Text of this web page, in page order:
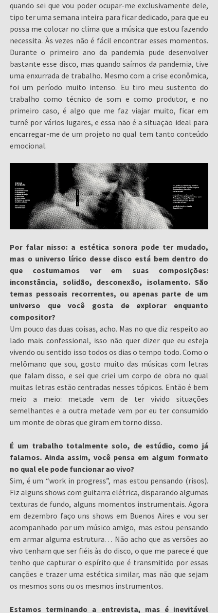
quando sei que vou poder ocupar-me exclusivamente dele,
tipo ter uma semana inteira para ficar dedicado, para que eu
possa me colocar no clima que a música que estou fazendo
necessita. Às vezes não é fácil encontrar esses momentos.
Durante o primeiro ano da pandemia pude desenvolver
bastante esse disco, mas quando saímos da pandemia, tive
uma enxurrada de trabalho. Mesmo com a crise econômica,
foi um período muito intenso. Eu tiro meu sustento do
trabalho como técnico de som e como produtor, e no
primeiro caso, é algo que me faz viajar muito, ficar em
turnê por vários lugares, e essa não é a situação ideal para
encarregar-me de um projeto no qual tem tanto conteúdo
emocional.
Por falar nisso: a estética sonora pode ter mudado,
mas o universo lírico desse disco está bem dentro do
que costumamos ver em suas composições:
inconstância, solidão, desconexão, isolamento. São
temas pessoais recorrentes, ou apenas parte de um
universo que você gosta de explorar enquanto
compositor?
Um pouco das duas coisas, acho. Mas no que diz respeito ao
lado mais confessional, isso não quer dizer que eu esteja
vivendo ou sentido isso todos os dias o tempo todo. Como o
melômano que sou, gosto muito das músicas com letras
que falam disso, e sei que criei um corpo de obra no qual
muitas letras estão centradas nesses tópicos. Então é bem
meio a meio: metade vem de ter vivido situações
semelhantes e a outra metade vem por eu ter consumido
um monte de obras que giram em torno disso.
É um trabalho totalmente solo, de estúdio, como já
falamos. Ainda assim, você pensa em algum formato
no qual ele pode funcionar ao vivo?
Sim, é um “work in progress”, mas estou pensando (risos).
Fiz alguns shows com guitarra elétrica, disparando algumas
texturas de fundo, alguns momentos instrumentais. Agora
em dezembro faço uns shows em Buenos Aires e vou ser
acompanhado por um músico amigo, mas estou pensando
em armar alguma estrutura… Não acho que as versões ao
vivo tenham que ser fiéis às do disco, o que me parece é que
tenho que capturar o espírito que é transmitido por essas
canções e trazer uma estética similar, mas não que sejam
os mesmos sons ou os mesmos instrumentos.
Estamos terminando a entrevista, mas é inevitável